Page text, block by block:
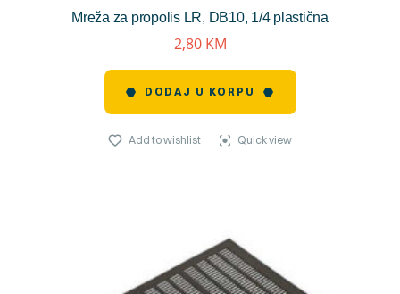
Mreža za propolis LR, DB10, 1/4 plastična
reviews)
2,80 KM
DODAJ U KORPU
Add to wishlist Quick view